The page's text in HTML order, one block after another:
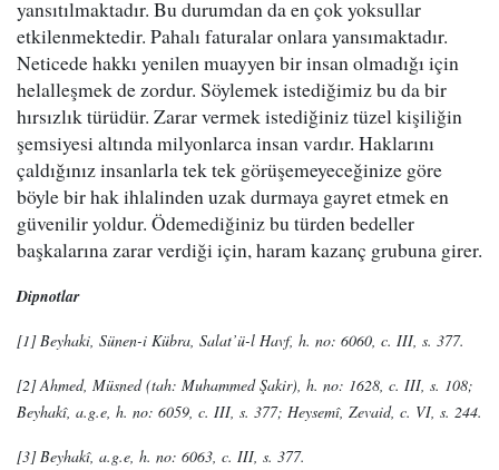
yansıtılmaktadır. Bu durumdan da en çok yoksullar
etkilenmektedir. Pahalı faturalar onlara yansımaktadır.
Neticede hakkı yenilen muayyen bir insan olmadığı için
helalleşmek de zordur. Söylemek istediğimiz bu da bir
hırsızlık türüdür. Zarar vermek istediğiniz tüzel kişiliğin
şemsiyesi altında milyonlarca insan vardır. Haklarını
çaldığınız insanlarla tek tek görüşemeyeceğinize göre
böyle bir hak ihlalinden uzak durmaya gayret etmek en
güvenilir yoldur. Ödemediğiniz bu türden bedeller
başkalarına zarar verdiği için, haram kazanç grubuna girer.
Dipnotlar
[1] Beyhaki, Sünen-i Kübra, Salat’ü-l Havf, h. no: 6060, c. III, s. 377.
[2] Ahmed, Müsned (tah: Muhammed Şakir), h. no: 1628, c. III, s. 108;
Beyhakî, a.g.e, h. no: 6059, c. III, s. 377; Heysemî, Zevaid, c. VI, s. 244.
[3] Beyhakî, a.g.e, h. no: 6063, c. III, s. 377.